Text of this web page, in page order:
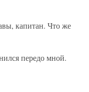
капитан. Что же
передо мной.